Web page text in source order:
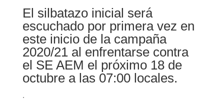
El silbatazo inicial será
escuchado por primera vez en
este inicio de la campaña
2020/21 al enfrentarse contra
el SE AEM el próximo 18 de
octubre a las 07:00 locales.
.